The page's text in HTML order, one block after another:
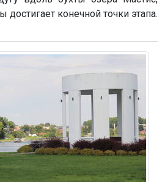
конечной точки этапа.